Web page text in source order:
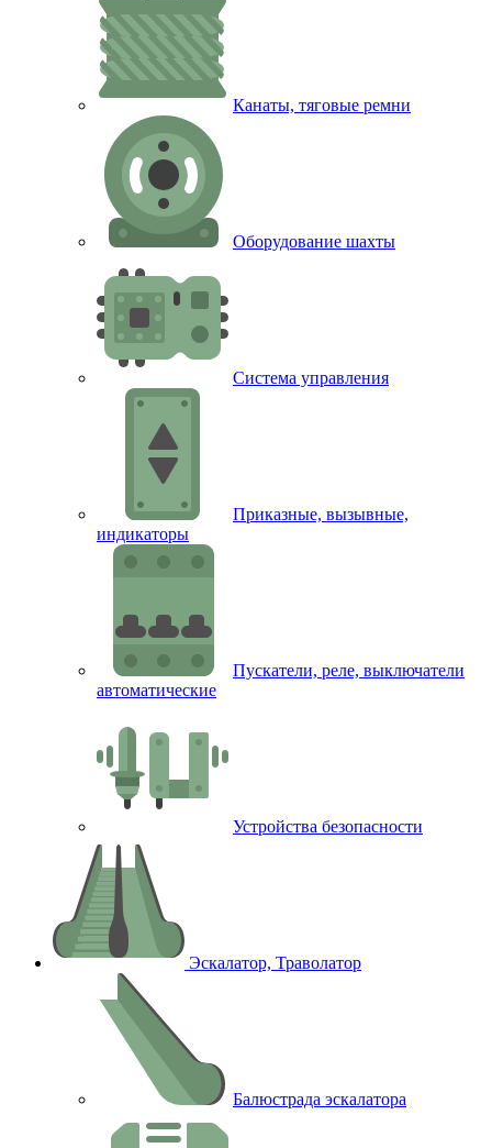
Канаты, тяговые ремни
Оборудование шахты
Система управления
Приказные, вызывные,
индикаторы
Пускатели, реле, выключатели
автоматические
Устройства безопасности
Эскалатор, Траволатор
Балюстрада эскалатора